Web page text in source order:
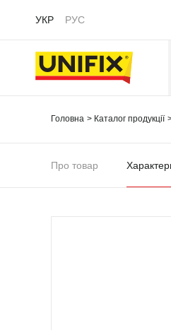
УКР РУС
Головна Каталог продукції
Про товар